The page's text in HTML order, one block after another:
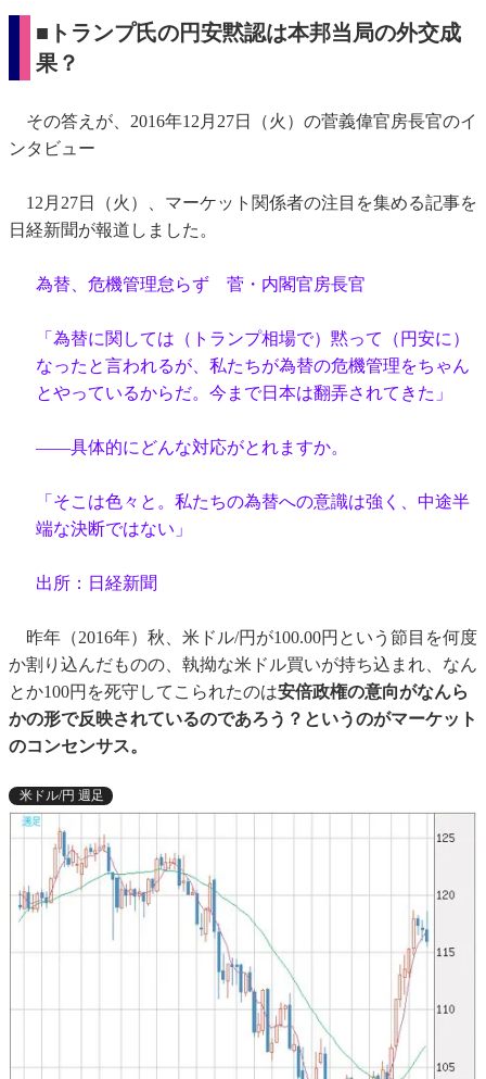
■トランプ氏の円安黙認は本邦当局の外交成
果？
その答えが、2016年12月27日（火）の菅義偉官房長官のイ
ンタビュー
12月27日（火）、マーケット関係者の注目を集める記事を
日経新聞が報道しました。
為替、危機管理怠らず 菅・内閣官房長官
「為替に関しては（トランプ相場で）黙って（円安に）
なったと言われるが、私たちが為替の危機管理をちゃん
とやっているからだ。今まで日本は翻弄されてきた」
――具体的にどんな対応がとれますか。
「そこは色々と。私たちの為替への意識は強く、中途半
端な決断ではない」
出所：日経新聞
昨年（2016年）秋、米ドル/円が100.00円という節目を何度
か割り込んだものの、執拗な米ドル買いが持ち込まれ、なん
とか100円を死守してこられたのは安倍政権の意向がなんら
かの形で反映されているのであろう？というのがマーケット
のコンセンサス。
米ドル/円 週足